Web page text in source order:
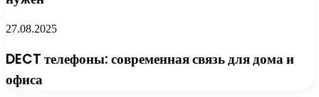
27.08.2025
DECT телефоны: современная связь для дома и
офиса